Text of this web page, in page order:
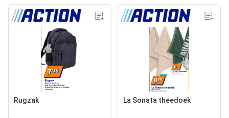
Rugzak La Sonata theedoek